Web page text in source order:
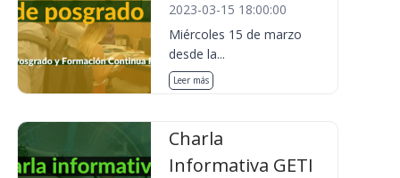
2023-03-15 18:00:00
Miércoles 15 de marzo
desde la...
Leer más
Charla
Informativa GETI